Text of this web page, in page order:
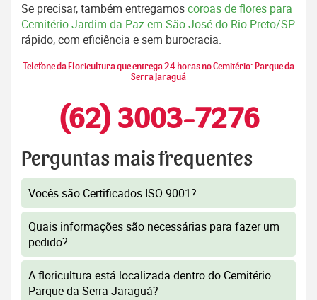
Se precisar, também entregamoscoroas de flores para
Cemitério Jardim da Paz em São José do Rio Preto/SP
rápido, com eficiência e sem burocracia.
Telefone da Floricultura que entrega 24 horas no Cemitério: Parque da
Serra Jaraguá
(62) 3003-7276
Perguntas mais frequentes
Vocês são Certificados ISO 9001?
Quais informações são necessárias para fazer um
pedido?
A floricultura está localizada dentro do Cemitério
Parque da Serra Jaraguá?